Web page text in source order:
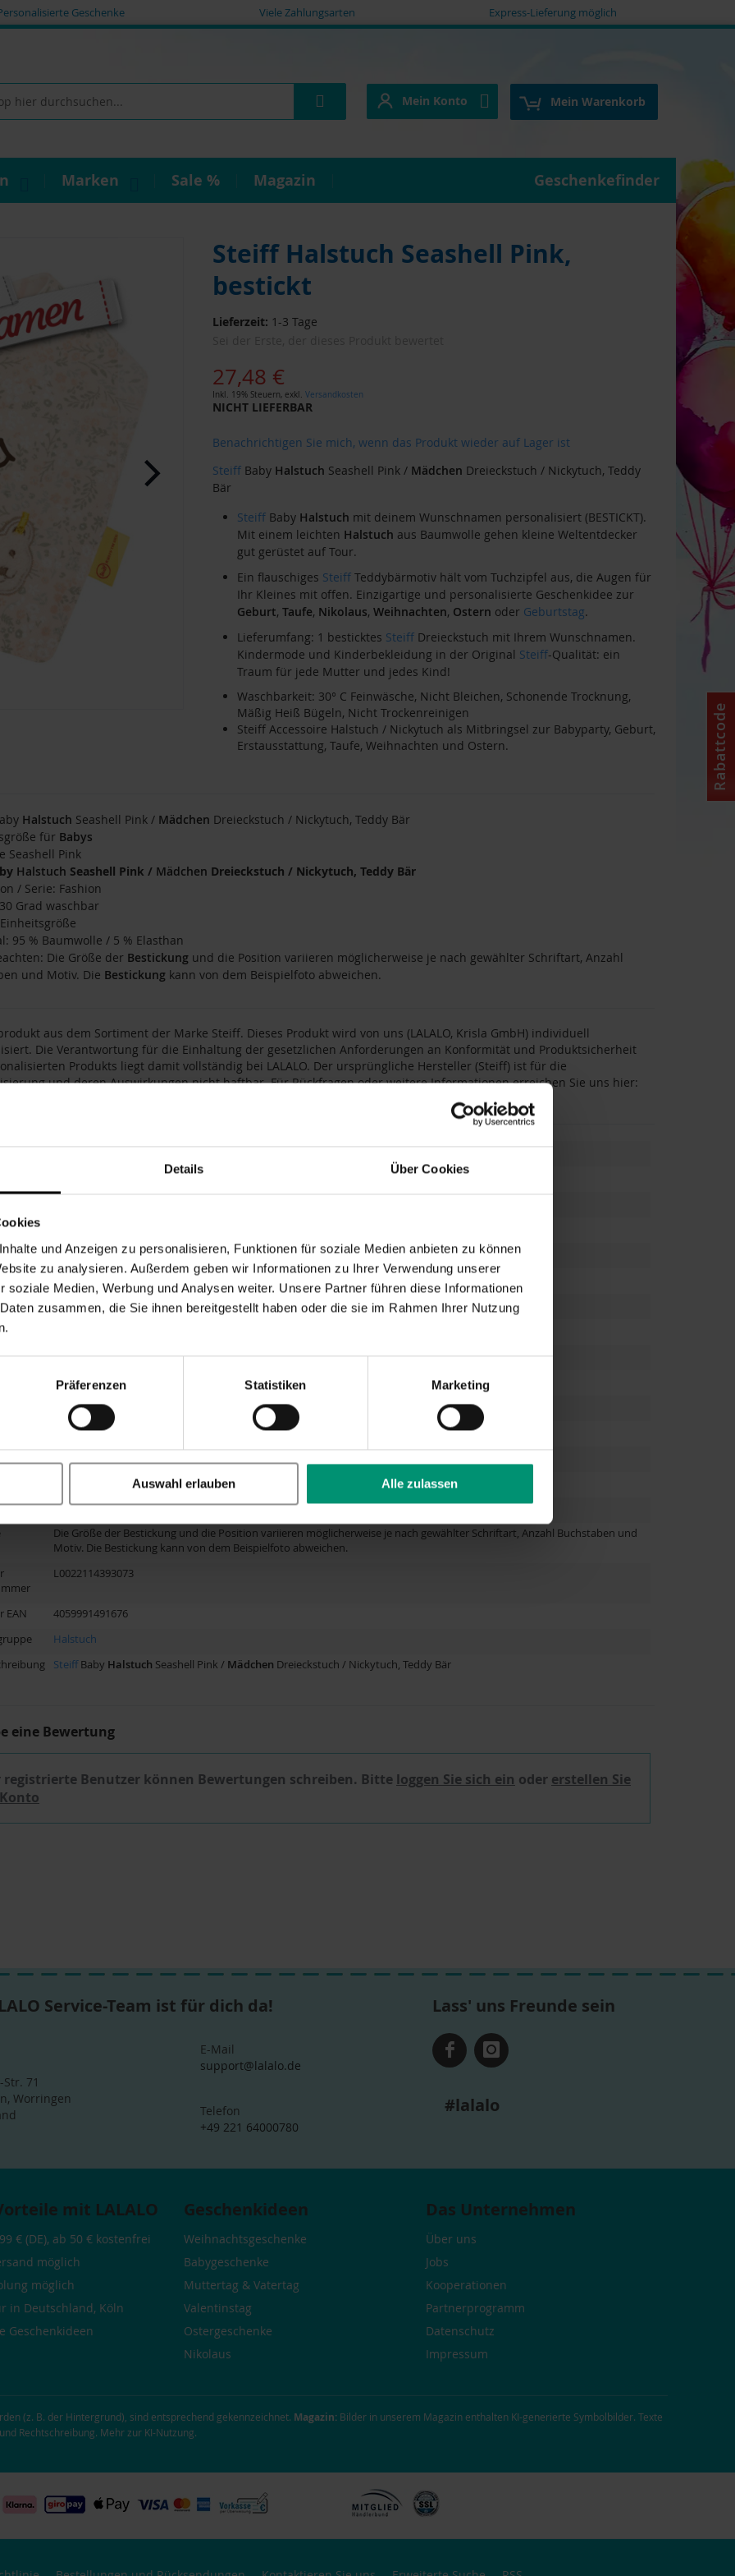
Details Über Cookies
und Anzeigen zu personalisieren, Funktionen für soziale Medien anbieten zu können
zu analysieren. Außerdem geben wir Informationen zu Ihrer Verwendung unserer
soziale Medien, Werbung und Analysen weiter. Unsere Partner führen diese Informationen
zusammen, die Sie ihnen bereitgestellt haben oder die sie im Rahmen Ihrer Nutzung
Präferenzen Statistiken Marketing
Auswahl erlauben Alle zulassen
Geschenke Viele Zahlungsarten Express-Lieferung möglich
Mein Warenkorb
Mein Konto
Mein Konto
Marken Sale % Magazin Geschenkefinder
Steiff Halstuch Seashell Pink,
bestickt
Lieferzeit: 1-3 Tage
27,48 €
Inkl. 19% Steuern, exkl. Versandkosten
NICHT LIEFERBAR
Benachrichtigen Sie mich, wenn das Produkt wieder auf Lager ist
SteiffBaby Halstuch Seashell Pink / Mädchen Dreieckstuch / Nickytuch, Teddy
Bär
SteiffBaby Halstuch mit deinem Wunschnamen personalisiert (BESTICKT).
Mit einem leichten Halstuch aus Baumwolle gehen kleine Weltentdecker
gut gerüstet auf Tour.
Ein flauschiges SteiffTeddybärmotiv hält vom Tuchzipfel aus, die Augen für
Ihr Kleines mit offen. Einzigartige und personalisierte Geschenkidee zur
Geburt, Taufe, Nikolaus, Weihnachten, Ostern oder Geburtstag.
Lieferumfang: 1 besticktes SteiffDreieckstuch mit Ihrem Wunschnamen.
Kindermode und Kinderbekleidung in der Original Steiff-Qualität: ein
Traum für jede Mutter und jedes Kind!
Waschbarkeit: 30° C Feinwäsche, Nicht Bleichen, Schonende Trocknung,
Mäßig Heiß Bügeln, Nicht Trockenreinigen
Steiff Accessoire Halstuch / Nickytuch als Mitbringsel zur Babyparty, Geburt,
Erstausstattung, Taufe, Weihnachten und Ostern.
Halstuch Seashell Pink / Mädchen Dreieckstuch / Nickytuch, Teddy Bär
für Babys
Seashell Pink
Halstuch Seashell Pink / Mädchen Dreieckstuch / Nickytuch, Teddy Bär
/ Serie: Fashion
Grad waschbar
95 % Baumwolle / 5 % Elasthan
Die Größe der Bestickungund die Position variieren möglicherweise je nach gewählter Schriftart, Anzahl
und Motiv. Die Bestickungkann von dem Beispielfoto abweichen.
aus dem Sortiment der Marke Steiff. Dieses Produkt wird von uns (LALALO, Krisla GmbH) individuell
Die Verantwortung für die Einhaltung der gesetzlichen Anforderungen an Konformität und Produktsicherheit
Produkts liegt damit vollständig bei LALALO. Der ursprüngliche Hersteller (Steiff) ist für die
und deren Auswirkungen nicht haftbar. Für Rückfragen oder weitere Informationen erreichen Sie uns hier:
188024
/ Serie
Fashion
Babys, Baby ,Kinder,Kind,Mädchen
Bär
Geblümt
Neugeborene
Geburt,Taufe Ostern,Nikolaus
Mitbringsel
95 % Baumwolle / 5 % Elasthan
0-1 Jahre, 1-2 Jahre
Einheitsgröße
Die Größe der Bestickung und die Position variieren möglicherweise je nach gewählter Schriftart, Anzahl Buchstaben und
Motiv. Die Bestickung kann von dem Beispielfoto abweichen.
L0022114393073
EAN
4059991491676
Halstuch
SteiffBaby Halstuch Seashell Pink / Mädchen Dreieckstuch / Nickytuch, Teddy Bär
eine Bewertung
registrierte Benutzer können Bewertungen schreiben. Bitte loggen Sie sich ein oder erstellen Sie
Service-Team ist für dich da!
Str. 71
Worringen
E-Mail
support@lalalo.de
Telefon
+49 221 64000780
Lass' uns Freunde sein
#lalalo
mit LALALO
€ (DE), ab 50 € kostenfrei
möglich
möglich
in Deutschland, Köln
Geschenkideen
Geschenkideen
Weihnachtsgeschenke
Babygeschenke
Muttertag & Vatertag
Valentinstag
Ostergeschenke
Nikolaus
Das Unternehmen
Über uns
Jobs
Kooperationen
Partnerprogramm
Datenschutz
Impressum
(z. B. der Hintergrund), sind entsprechend gekennzeichnet. Magazin: Bilder in unserem Magazin enthalten KI-generierte Symbolbilder. Texte
Rechtschreibung. Mehr zur KI-Nutzung.
Rabattcode